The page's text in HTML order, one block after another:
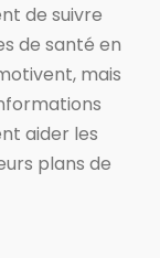
de suivre
de santé en
mais
aider les
plans de